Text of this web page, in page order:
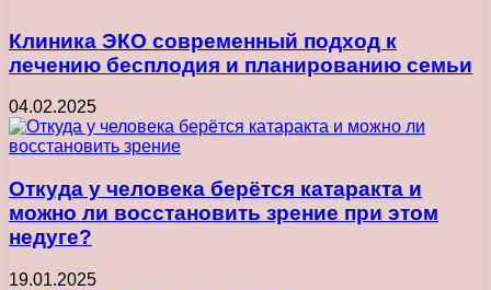
Клиника ЭКО современный подход к
лечению бесплодия и планированию семьи
04.02.2025
Откуда у человека берётся катаракта и
можно ли восстановить зрение при этом
недуге?
19.01.2025